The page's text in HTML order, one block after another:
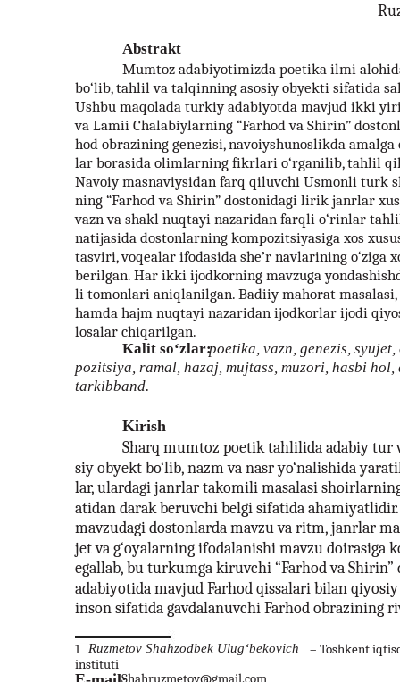
Abstrakt
Mumtoz adabiyotimizda poetika ilmi
bo‘lib, tahlil va talqinning asosiy obyekti sifatida
Ushbu maqolada turkiy adabiyotda mavjud ikki
va Lamii Chalabiylarning “Farhod va Shirin”
hod obrazining genezisi, navoiyshunoslikda
lar borasida olimlarning fikrlari o‘rganilib, tahlil
Navoiy masnaviysidan farq qiluvchi Usmonli turk
ning “Farhod va Shirin” dostonidagi lirik janrlar
vazn va shakl nuqtayi nazaridan farqli o‘rinlar
natijasida dostonlarning kompozitsiyasiga xos
tasviri, voqealar ifodasida she’r navlarining o‘ziga
berilgan. Har ikki ijodkorning mavzuga
li tomonlari aniqlanilgan. Badiiy mahorat
hamda hajm nuqtayi nazaridan ijodkorlar ijodi
losalar chiqarilgan.
Kalit so‘zlar:poetika, vazn, genezis,
pozitsiya, ramal, hazaj, mujtass, muzori, hasbi
tarkibband.
Kirish
Sharq mumtoz poetik tahlilida adabiy tur
siy obyekt bo‘lib, nazm va nasr yo‘nalishida
lar, ulardagi janrlar takomili masalasi
atidan darak beruvchi belgi sifatida
mavzudagi dostonlarda mavzu va ritm, janrlar
jet va g‘oyalarning ifodalanishi mavzu doirasiga
egallab, bu turkumga kiruvchi “Farhod va
adabiyotida mavjud Farhod qissalari bilan
inson sifatida gavdalanuvchi Farhod obrazining
1 Ruzmetov Shahzodbek Ulug‘bekovich
– Toshkent
instituti
Shahruzmetov@gmail.com